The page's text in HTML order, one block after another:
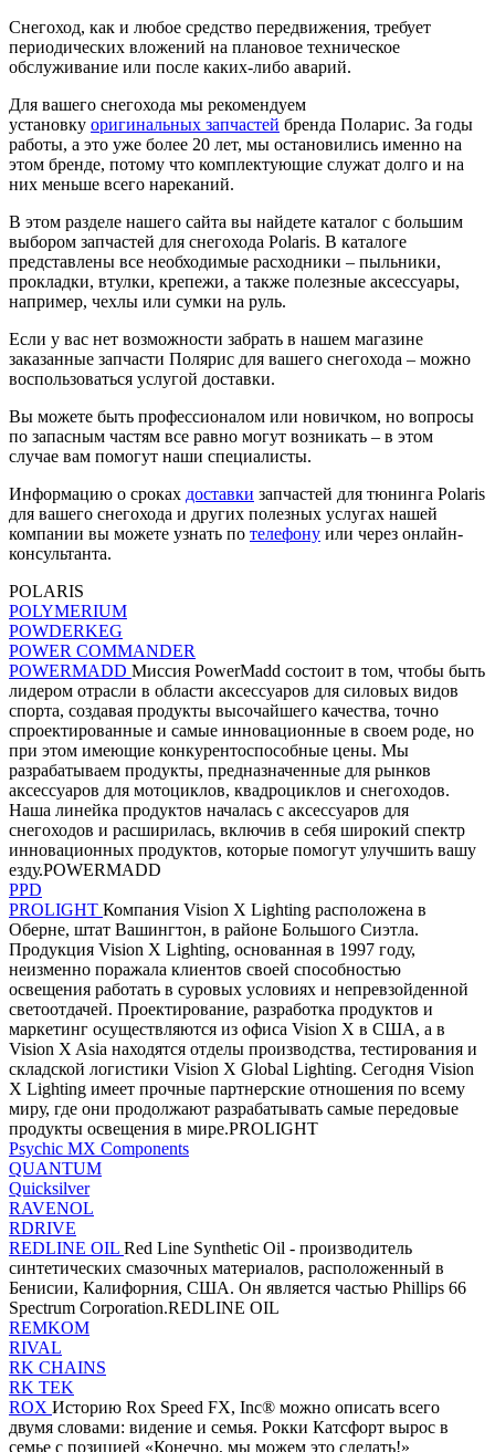
Снегоход, как и любое средство передвижения, требует
периодических вложений на плановое техническое
обслуживание или после каких-либо аварий.
Для вашего снегохода мы рекомендуем
установку оригинальных запчастей бренда Поларис. За годы
работы, а это уже более 20 лет, мы остановились именно на
этом бренде, потому что комплектующие служат долго и на
них меньше всего нареканий.
В этом разделе нашего сайта вы найдете каталог с большим
выбором запчастей для снегохода Polaris. В каталоге
представлены все необходимые расходники – пыльники,
прокладки, втулки, крепежи, а также полезные аксессуары,
например, чехлы или сумки на руль.
Если у вас нет возможности забрать в нашем магазине
заказанные запчасти Полярис для вашего снегохода – можно
воспользоваться услугой доставки.
Вы можете быть профессионалом или новичком, но вопросы
по запасным частям все равно могут возникать – в этом
случае вам помогут наши специалисты.
Информацию о сроках доставки запчастей для тюнинга Polaris
для вашего снегохода и других полезных услугах нашей
компании вы можете узнать по телефону или через онлайн-
консультанта.
POLARIS
POLYMERIUM
POWDERKEG
POWER COMMANDER
POWERMADD Миссия PowerMadd состоит в том, чтобы быть
лидером отрасли в области аксессуаров для силовых видов
спорта, создавая продукты высочайшего качества, точно
спроектированные и самые инновационные в своем роде, но
при этом имеющие конкурентоспособные цены. Мы
разрабатываем продукты, предназначенные для рынков
аксессуаров для мотоциклов, квадроциклов и снегоходов.
Наша линейка продуктов началась с аксессуаров для
снегоходов и расширилась, включив в себя широкий спектр
инновационных продуктов, которые помогут улучшить вашу
езду.POWERMADD
PPD
PROLIGHT Компания Vision X Lighting расположена в
Оберне, штат Вашингтон, в районе Большого Сиэтла.
Продукция Vision X Lighting, основанная в 1997 году,
неизменно поражала клиентов своей способностью
освещения работать в суровых условиях и непревзойденной
светоотдачей. Проектирование, разработка продуктов и
маркетинг осуществляются из офиса Vision X в США, а в
Vision X Asia находятся отделы производства, тестирования и
складской логистики Vision X Global Lighting. Сегодня Vision
X Lighting имеет прочные партнерские отношения по всему
миру, где они продолжают разрабатывать самые передовые
продукты освещения в мире.PROLIGHT
Psychic MX Components
QUANTUM
Quicksilver
RAVENOL
RDRIVE
REDLINE OIL Red Line Synthetic Oil - производитель
синтетических смазочных материалов, расположенный в
Бенисии, Калифорния, США. Он является частью Phillips 66
Spectrum Corporation.REDLINE OIL
REMKOM
RIVAL
RK CHAINS
RK TEK
ROX Историю Rox Speed ​​FX, Inc® можно описать всего
двумя словами: видение и семья. Рокки Катсфорт вырос в
семье с позицией «Конечно, мы можем это сделать!»